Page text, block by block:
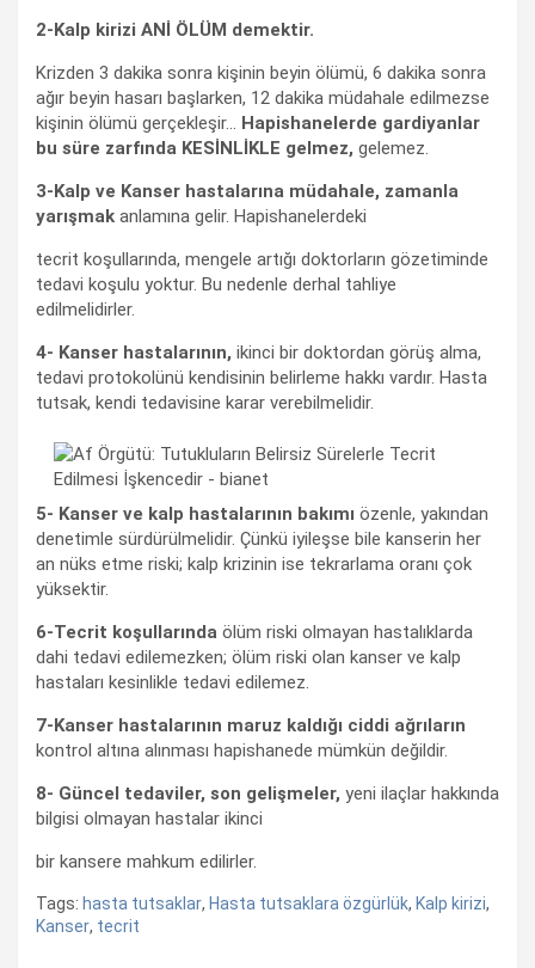
2-Kalp kirizi ANİ ÖLÜM demektir.
Krizden 3 dakika sonra kişinin beyin ölümü, 6 dakika sonra
ağır beyin hasarı başlarken, 12 dakika müdahale edilmezse
kişinin ölümü gerçekleşir… Hapishanelerde gardiyanlar
bu süre zarfında KESİNLİKLE gelmez, gelemez.
3-Kalp ve Kanser hastalarına müdahale, zamanla
yarışmak anlamına gelir. Hapishanelerdeki
tecrit koşullarında, mengele artığı doktorların gözetiminde
tedavi koşulu yoktur. Bu nedenle derhal tahliye
edilmelidirler.
4- Kanser hastalarının, ikinci bir doktordan görüş alma,
tedavi protokolünü kendisinin belirleme hakkı vardır. Hasta
tutsak, kendi tedavisine karar verebilmelidir.
5- Kanser ve kalp hastalarının bakımı özenle, yakından
denetimle sürdürülmelidir. Çünkü iyileşse bile kanserin her
an nüks etme riski; kalp krizinin ise tekrarlama oranı çok
yüksektir.
6-Tecrit koşullarında ölüm riski olmayan hastalıklarda
dahi tedavi edilemezken; ölüm riski olan kanser ve kalp
hastaları kesinlikle tedavi edilemez.
7-Kanser hastalarının maruz kaldığı ciddi ağrıların
kontrol altına alınması hapishanede mümkün değildir.
8- Güncel tedaviler, son gelişmeler, yeni ilaçlar hakkında
bilgisi olmayan hastalar ikinci
bir kansere mahkum edilirler.
Tags: hasta tutsaklar, Hasta tutsaklara özgürlük, Kalp kirizi,
Kanser, tecrit